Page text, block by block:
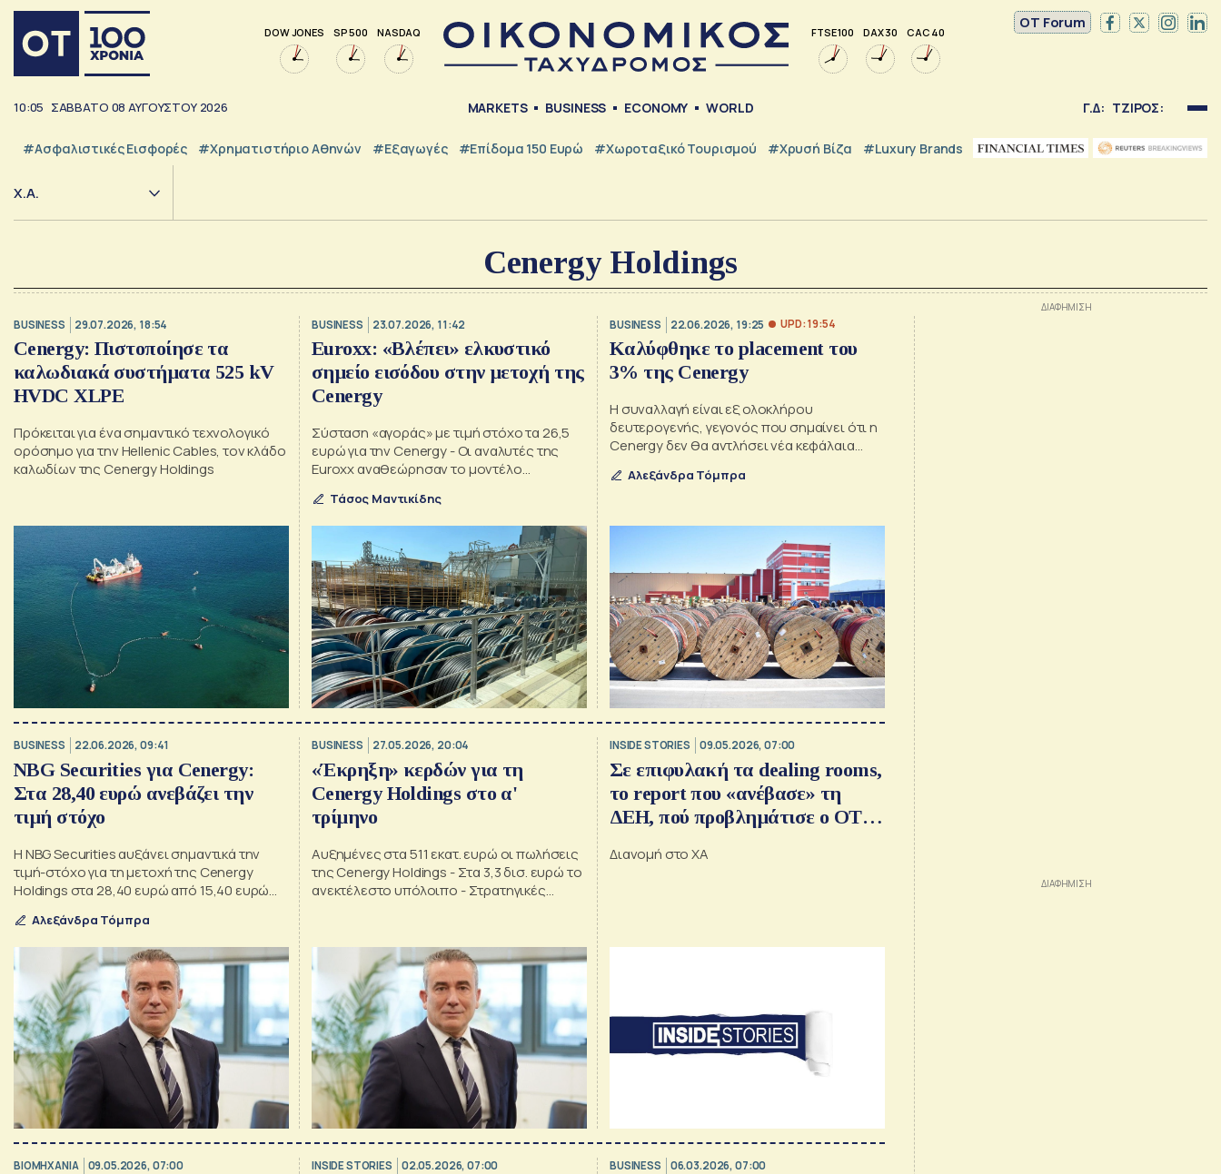
DOW JONES SP 500 NASDAQ FTSE 100 DAX 30 CAC 40
OT Forum
10:05 ΣΑΒΒΑΤΟ 08 ΑΥΓΟΥΣΤΟΥ 2026 MARKETS BUSINESS ECONOMY WORLD Γ.Δ: ΤΖΙΡΟΣ:
#Ασφαλιστικές Εισφορές #Χρηματιστήριο Αθηνών #εξαγωγές #Επίδομα 150 Ευρώ #Χωροταξικό Τουρισμού #Χρυσή Βίζα #luxury Brands
Χ.Α.
Cenergy Holdings
BUSINESS 29.07.2026, 18:54
Cenergy: Πιστοποίησε τα
καλωδιακά συστήματα 525 kV
HVDC XLPE
Πρόκειται για ένα σημαντικό τεχνολογικό
ορόσημο για την Hellenic Cables, τον κλάδο
καλωδίων της Cenergy Holdings
BUSINESS 23.07.2026, 11:42
Euroxx: «Βλέπει» ελκυστικό
σημείο εισόδου στην μετοχή της
Cenergy
Σύσταση «αγοράς» με τιμή στόχο τα 26,5
ευρώ για την Cenergy - Οι αναλυτές της
Euroxx αναθεώρησαν το μοντέλο
Τάσος Μαντικίδης
BUSINESS 22.06.2026, 19:25 UPD: 19:54
Καλύφθηκε το placement του
3% της Cenergy
Η συναλλαγή είναι εξ ολοκλήρου
δευτερογενής, γεγονός που σημαίνει ότι η
Cenergy δεν θα αντλήσει νέα κεφάλαια
μετοχών
Αλεξάνδρα Τόμπρα
BUSINESS 22.06.2026, 09:41
NBG Securities για Cenergy:
Στα 28,40 ευρώ ανεβάζει την
τιμή στόχο
Η NBG Securities αυξάνει σημαντικά την
τιμή-στόχο για τη μετοχή της Cenergy
Holdings στα 28,40 ευρώ από 15,40 ευρώ
Αλεξάνδρα Τόμπρα
BUSINESS 27.05.2026, 20:04
«Έκρηξη» κερδών για τη
Cenergy Holdings στο α'
τρίμηνο
Αυξημένες στα 511 εκατ. ευρώ οι πωλήσεις
της Cenergy Holdings - Στα 3,3 δισ. ευρώ το
ανεκτέλεστο υπόλοιπο - Στρατηγικές
INSIDE STORIES 09.05.2026, 07:00
Σε επιφυλακή τα dealing rooms,
το report που «ανέβασε» τη
ΔΕΗ, πού προβλημάτισε ο ΟΤΕ,
ευχολόγια για το Ταμείο
Διανομή στο ΧΑ
ΒΙΟΜΗΧΑΝΙΑ 09.05.2026, 07:00 INSIDE STORIES 02.05.2026, 07:00 BUSINESS 06.03.2026, 07:00